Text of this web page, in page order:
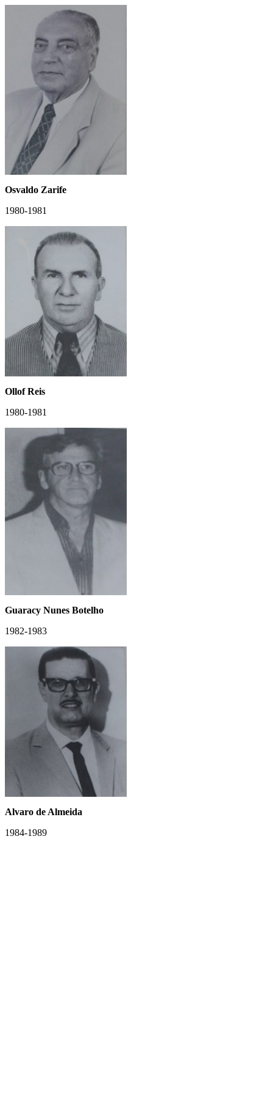
Osvaldo Zarife
1980-1981
Ollof Reis
1980-1981
Guaracy Nunes Botelho
1982-1983
Alvaro de Almeida
1984-1989